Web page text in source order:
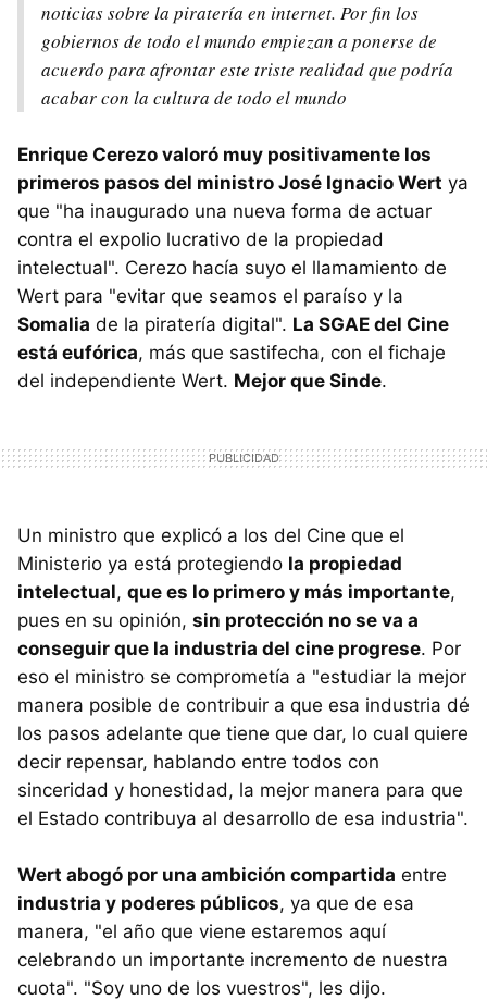
noticias sobre la piratería en internet. Por fin los
gobiernos de todo el mundo empiezan a ponerse de
acuerdo para afrontar este triste realidad que podría
acabar con la cultura de todo el mundo
Enrique Cerezo valoró muy positivamente los
primeros pasos del ministro José Ignacio Wert ya
que "ha inaugurado una nueva forma de actuar
contra el expolio lucrativo de la propiedad
intelectual". Cerezo hacía suyo el llamamiento de
Wert para "evitar que seamos el paraíso y la
Somalia de la piratería digital". La SGAE del Cine
está eufórica, más que sastifecha, con el fichaje
del independiente Wert. Mejor que Sinde.
Un ministro que explicó a los del Cine que el
Ministerio ya está protegiendo la propiedad
intelectual, que es lo primero y más importante,
pues en su opinión, sin protección no se va a
conseguir que la industria del cine progrese. Por
eso el ministro se comprometía a "estudiar la mejor
manera posible de contribuir a que esa industria dé
los pasos adelante que tiene que dar, lo cual quiere
decir repensar, hablando entre todos con
sinceridad y honestidad, la mejor manera para que
el Estado contribuya al desarrollo de esa industria".
Wert abogó por una ambición compartida entre
industria y poderes públicos, ya que de esa
manera, "el año que viene estaremos aquí
celebrando un importante incremento de nuestra
cuota". "Soy uno de los vuestros", les dijo.